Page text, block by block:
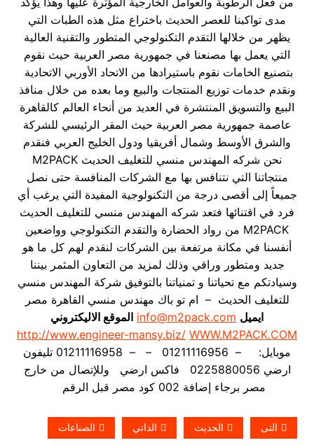
مدى تواكبنا للعصر الحديث باختراع مثل هذه الطبات التي
يظهر من خلالها التقدم التكنولوجي المتطور والتقنية العالية
التي يعمل بها مصنعنا في جمهورية مصر العربية حيث نقوم
بتصنيع الخامات نقوم باستيرادها من الاتحاد الأوربي الاتحادية
ونقدم خدمات توزيع المنتجات والبيع وما بعده من خلال منافذ
البيع والتسويق المنتشرة في العديد من أنحاء العالم كالقاهرة
عاصمة جمهورية مصر العربية حيث المقر الرئيسي للشركة
والشرق الأوسط وشمال أفريقيا ودول الخليج العربي فنقدم
نحن شركه المهندس منسي للتغليف الحديث M2PACK
منتجاتنا التي نتنافس بها مع الشركات المنافسة حتى نصل
جميعاً إلى أقصى درجة من التكنولوجية المفيدة التي يرغب أي
فرد في اقتنائها فتعد شركه المهندس منسي للتغليف الحديث
M2PACK من رواد الحضارة والتقدم التكنولوجي وواضعين
أنفسنا في مكانة مرتفعة بين الشركات لنقدم لهم كل ما هو
جديد ومتطور وراقي وذلك لمزيد من التعاون المثمر بيننا
وسيادتكم مع تحياتنا و تمنياتنا بالتوفيق شركة المهندس منسي
للتغليف الحديث – ام تو باك مهندس منسي القاهرة مصر
ايميل info@m2pack.com الموقع الاليكتروني
http://www.engineer-mansy.biz/ WWW.M2PACK.COM
موبايل: – 01211116956 – – 01211116958 تليفون
ارضي 0225880056 فاكس ارضي
وللإتصال من خارج
مصر برجاء إضافة 002 كود مصر قبل الرقم
التى الحديث الذاتي الصناعات